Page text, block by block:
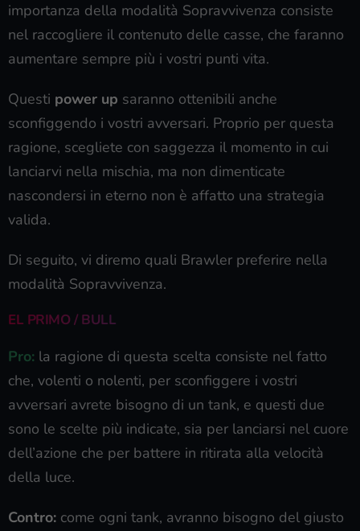
importanza della modalità Sopravvivenza consiste
nel raccogliere il contenuto delle casse, che faranno
aumentare sempre più i vostri punti vita.
Questi power up saranno ottenibili anche
sconfiggendo i vostri avversari. Proprio per questa
ragione, scegliete con saggezza il momento in cui
lanciarvi nella mischia, ma non dimenticate
nascondersi in eterno non è affatto una strategia
valida.
Di seguito, vi diremo quali Brawler preferire nella
modalità Sopravvivenza.
EL PRIMO / BULL
Pro: la ragione di questa scelta consiste nel fatto
che, volenti o nolenti, per sconfiggere i vostri
avversari avrete bisogno di un tank, e questi due
sono le scelte più indicate, sia per lanciarsi nel cuore
dell’azione che per battere in ritirata alla velocità
della luce.
Contro: come ogni tank, avranno bisogno del giusto